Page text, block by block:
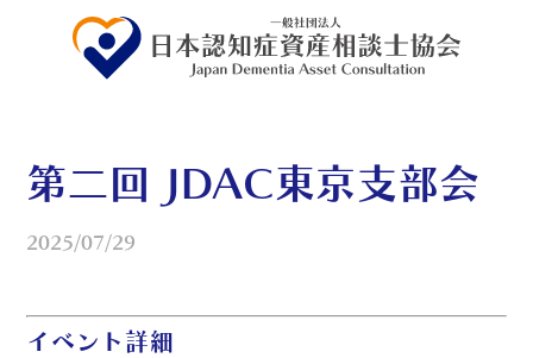
第二回 JDAC東京支部会
2025/07/29
イベント詳細